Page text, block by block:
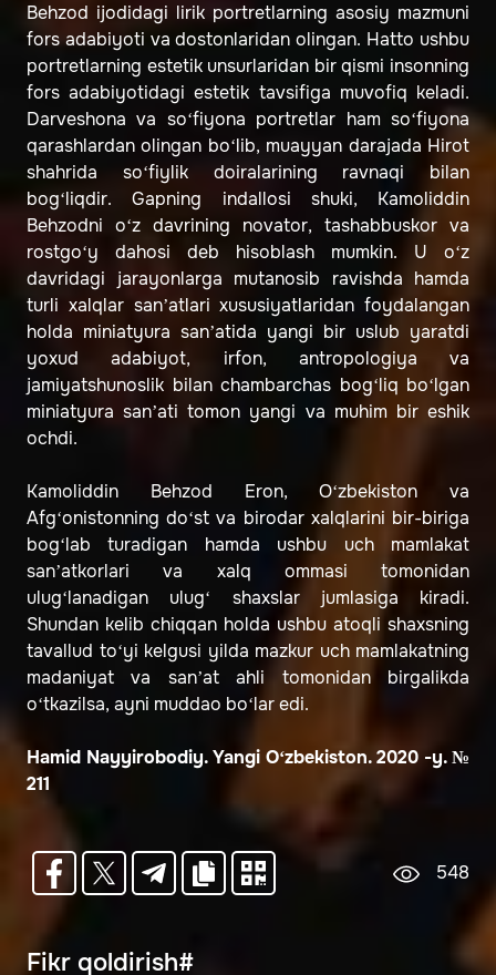
Behzod ijodidagi lirik portretlarning asosiy mazmuni
fors adabiyoti va dostonlaridan olingan. Hatto ushbu
portretlarning estetik unsurlaridan bir qismi insonning
fors adabiyotidagi estetik tavsifiga muvofiq keladi.
Darveshona va so‘fiyona portretlar ham so‘fiyona
qarashlardan olingan bo‘lib, muayyan darajada Hirot
shahrida so‘fiylik doiralarining ravnaqi bilan
bog‘liqdir. Gapning indallosi shuki, Kamoliddin
Behzodni o‘z davrining novator, tashabbuskor va
rostgo‘y dahosi deb hisoblash mumkin. U o‘z
davridagi jarayonlarga mutanosib ravishda hamda
turli xalqlar sanʼatlari xususiyatlaridan foydalangan
holda miniatyura sanʼatida yangi bir uslub yaratdi
yoxud adabiyot, irfon, antropologiya va
jamiyatshunoslik bilan chambarchas bog‘liq bo‘lgan
miniatyura sanʼati tomon yangi va muhim bir eshik
ochdi.
Kamoliddin Behzod Eron, O‘zbekiston va
Afg‘onistonning do‘st va birodar xalqlarini bir-biriga
bog‘lab turadigan hamda ushbu uch mamlakat
sanʼatkorlari va xalq ommasi tomonidan
ulug‘lanadigan ulug‘ shaxslar jumlasiga kiradi.
Shundan kelib chiqqan holda ushbu atoqli shaxsning
tavallud to‘yi kelgusi yilda mazkur uch mamlakatning
madaniyat va sanʼat ahli tomonidan birgalikda
o‘tkazilsa, ayni muddao bo‘lar edi.
Hamid Nayyirobodiy. Yangi O‘zbekiston. 2020 -y. №
211
548
Fikr qoldirish#